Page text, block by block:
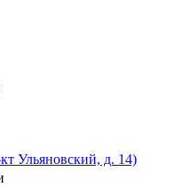
Ульяновский, д. 14)